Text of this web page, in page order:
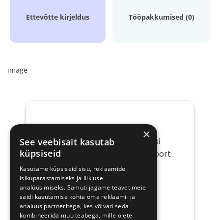
Ettevõtte kirjeldus Tööpakkumised (0)
image
Saada mulle tööpakkumisi
ettevõttelt Manchester Airport
Teie
e-
post
×
See veebisait kasutab
küpsiseid
Kasutame küpsiseid sisu, reklaamide
isikupärastamiseks ja liikluse
analüüsimiseks. Samuti jagame teavet meie
saidi kasutamise kohta oma reklaami- ja
analüüsipartneritega, kes võivad seda
kombineerida muu teabega, mille olete